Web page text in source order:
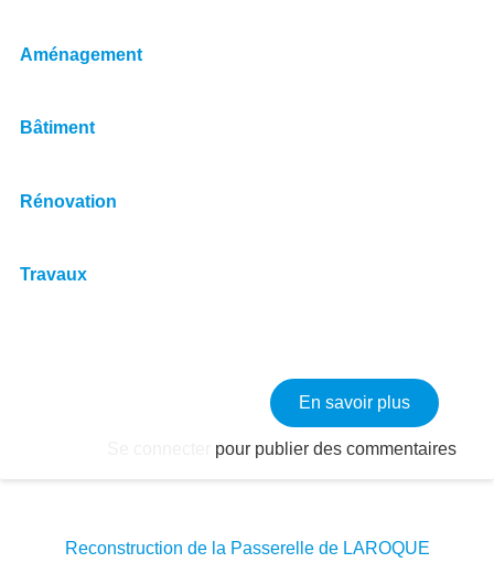
Aménagement
Bâtiment
Rénovation
Travaux
En savoir plussur
pour publier des commentaires
Reconstruction de la Passerelle de LAROQUE